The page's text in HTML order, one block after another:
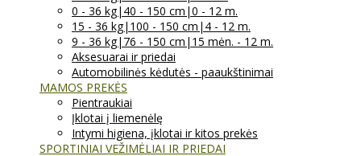
0 - 36 kg|40 - 150 cm|0 - 12 m.
15 - 36 kg|100 - 150 cm|4 - 12 m.
9 - 36 kg|76 - 150 cm|15 mėn. - 12 m.
Aksesuarai ir priedai
Automobilinės kėdutės - paaukštinimai
MAMOS PREKĖS
Pientraukiai
Įklotai į liemenėlę
Intymi higiena, įklotai ir kitos prekės
SPORTINIAI VEŽIMĖLIAI IR PRIEDAI